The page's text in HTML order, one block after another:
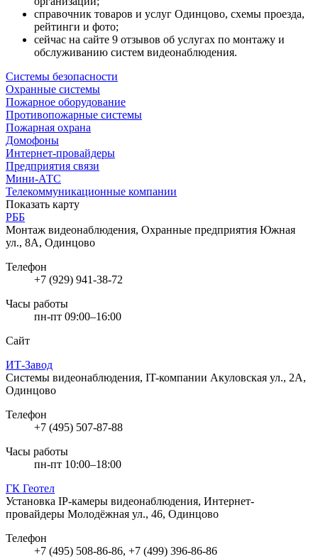
справочник товаров и услуг Одинцово, схемы проезда,
рейтинги и фото;
сейчас на сайте 9 отзывов об услугах по монтажу и
обслуживанию систем видеонаблюдения.
Системы безопасности
Охранные системы
Пожарное оборудование
Противопожарные системы
Пожарная охрана
Домофоны
Интернет-провайдеры
Предприятия связи
Мини-АТС
Телекоммуникационные компании
Показать карту
РББ
Монтаж видеонаблюдения, Охранные предприятия Южная
ул., 8А, Одинцово
Телефон
+7 (929) 941-38-72
Часы работы
пн-пт 09:00–16:00
Сайт
ИТ-Завод
Системы видеонаблюдения, IT-компании Акуловская ул., 2А,
Одинцово
Телефон
+7 (495) 507-87-88
Часы работы
пн-пт 10:00–18:00
ГК Геотел
Установка IP-камеры видеонаблюдения, Интернет-
провайдеры Молодёжная ул., 46, Одинцово
Телефон
+7 (495) 508-86-86, +7 (499) 396-86-86